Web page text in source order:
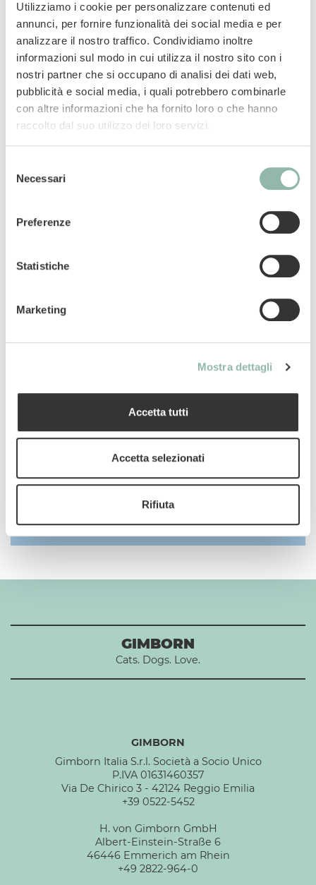
Utilizziamo i cookie per personalizzare contenuti ed
annunci, per fornire funzionalità dei social media e per
analizzare il nostro traffico. Condividiamo inoltre
informazioni sul modo in cui utilizza il nostro sito con i
nostri partner che si occupano di analisi dei dati web,
pubblicità e social media, i quali potrebbero combinarle
con altre informazioni che ha fornito loro o che hanno
raccolto dal suo utilizzo dei loro servizi.
delNecessari
Preferenze
Statistiche
Marketing
Mostra dettagli
Accetta tutti
Accetta selezionati
Rifiuta
pregiate in grado di annullare gli odori e
dotate di un’elevata capacità di assorbimento.
Ciò rende Biokat’s molto più igienica di altre
lettiere. Le malattie dei reni colpiscono spesso
i gatti. Di norma, si possono riconoscere
rapidamente osservandone l'urina. Se la
lettiera è bianca, l'urina sospetta si nota
Una proprietà particolare della nostra argilla
bianca è la straordinaria assorbenza, che rende
Profumo di primavera
Argilla naturale
Contenuto: 5KG
Uso
GIMBORN
Cats. Dogs. Love.
GIMBORN
Gimborn Italia S.r.l. Società a Socio Unico
P.IVA 01631460357
Via De Chirico 3 - 42124 Reggio Emilia
+39 0522-5452
H. von Gimborn GmbH
Albert-Einstein-Straße 6
46446 Emmerich am Rhein
+49 2822-964-0